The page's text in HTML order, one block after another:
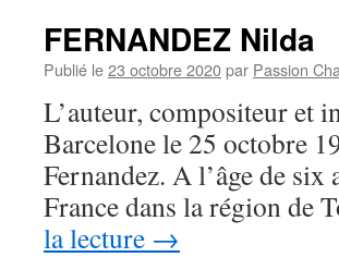
FERNANDEZ Nilda
Publié le23 octobre 2020par Passion
L’auteur, compositeur et
Barcelone le 25 octobre
Fernandez. A l’âge de
France dans la région
la lecture →